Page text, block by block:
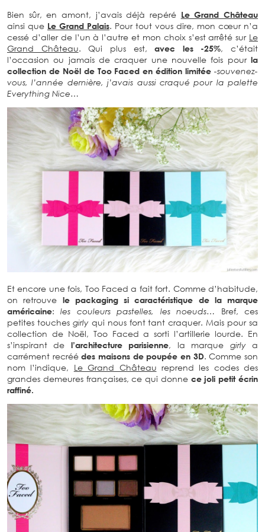
Bien sûr, en amont, j’avais déjà repéré Le Grand Château
ainsi que Le Grand Palais. Pour tout vous dire, mon cœur n’a
cessé d’aller de l’un à l’autre et mon choix s’est arrêté sur Le
Grand Château. Qui plus est,avec les -25%, c’était
l’occasion ou jamais de craquer une nouvelle fois pour la
collection de Noël de Too Faced en édition limitée -souvenez-
vous, l’année dernière, j’avais aussi craqué pour la palette
Everything Nice…
Et encore une fois, Too Faced a fait fort. Comme d’habitude,
on retrouve le packaging si caractéristique de la marque
américaine:les couleurs pastelles, les noeuds… Bref, ces
petites touches girlyqui nous font tant craquer. Mais pour sa
collection de Noël, Too Faced a sorti l’artillerie lourde. En
s’inspirant de l’architecture parisienne, la marque girlya
carrément recréédes maisons de poupée en 3D. Comme son
nom l’indique, Le Grand Château reprend les codes des
grandes demeures françaises, ce qui donne ce joli petit écrin
raffiné.